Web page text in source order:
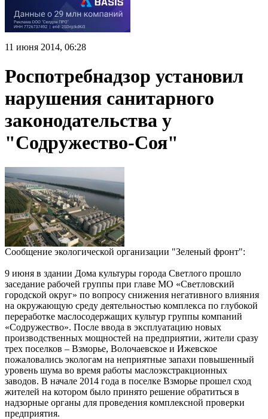
11 июня 2014, 06:28
Роспотребнадзор установил
нарушения санитарного
законодательства у
"Содружество-Соя"
Сообщение экологической организации "Зеленый фронт":
9 июня в здании Дома культуры города Светлого прошло
заседание рабочей группы при главе МО «Светловский
городской округ» по вопросу снижения негативного влияния
на окружающую среду деятельностью комплекса по глубокой
переработке маслосодержащих культур группы компаний
«Содружество». После ввода в эксплуатацию новых
производственных мощностей на предприятии, жители сразу
трех поселков – Взморье, Волочаевское и Ижевское
пожаловались экологам на неприятные запахи повышенный
уровень шума во время работы маслоэкстракционных
заводов. В начале 2014 года в поселке Взморье прошел сход
жителей на котором было принято решение обратиться в
надзорные органы для проведения комплексной проверки
предприятия.